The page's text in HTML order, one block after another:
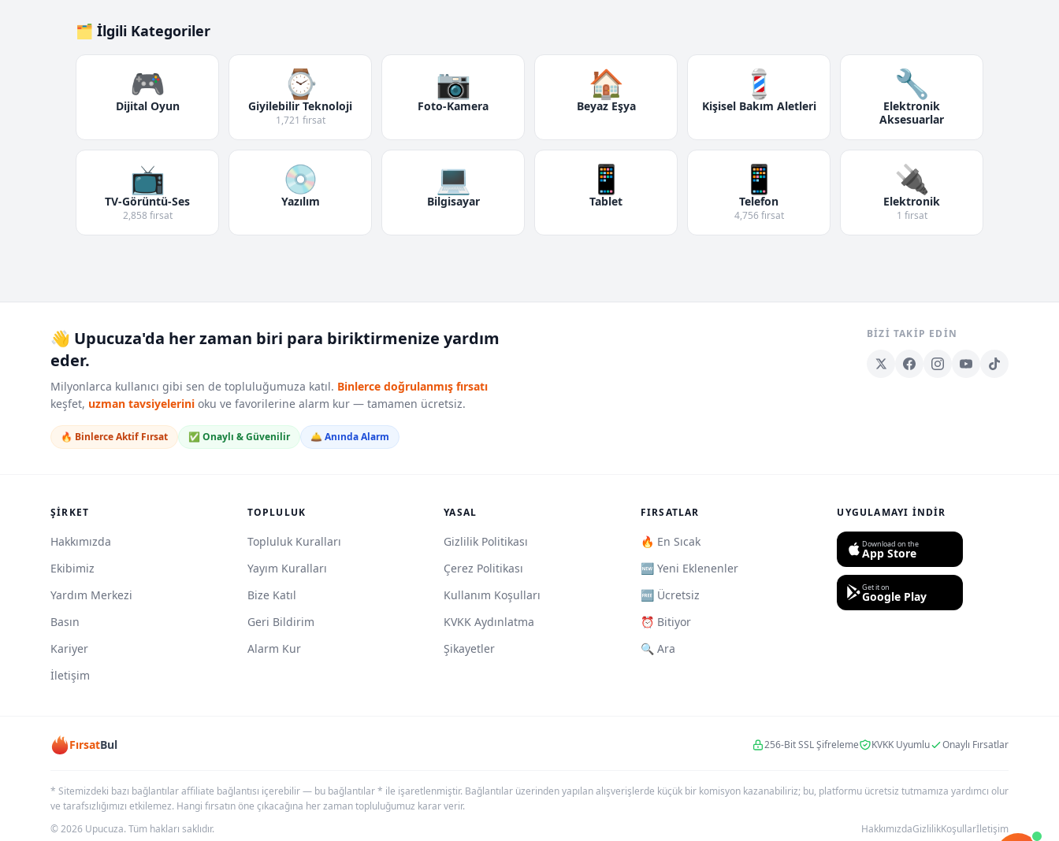
🗂️ İlgili Kategoriler
🎮
Dijital Oyun
⌚
Giyilebilir Teknoloji
1,721 fırsat
📷
Foto-Kamera
🏠
Beyaz Eşya
💈
Kişisel Bakım Aletleri
🔧
Elektronik
Aksesuarlar
📺
TV-Görüntü-Ses
2,858 fırsat
💿
Yazılım
💻
Bilgisayar
📱
Tablet
📱
Telefon
4,756 fırsat
🔌
Elektronik
1 fırsat
👋 Upucuza'da her zaman biri para biriktirmenize yardım
eder.
Milyonlarca kullanıcı gibi sen de topluluğumuza katıl. Binlerce doğrulanmış fırsatı
keşfet, uzman tavsiyelerini oku ve favorilerine alarm kur — tamamen ücretsiz.
🔥 Binlerce Aktif Fırsat ✅ Onaylı & Güvenilir 🛎️ Anında Alarm
BIZI TAKIP EDIN
ŞIRKET
Hakkımızda
Ekibimiz
Yardım Merkezi
Basın
Kariyer
İletişim
TOPLULUK
Topluluk Kuralları
Yayım Kuralları
Bize Katıl
Geri Bildirim
Alarm Kur
YASAL
Gizlilik Politikası
Çerez Politikası
Kullanım Koşulları
KVKK Aydınlatma
Şikayetler
FIRSATLAR
🔥 En Sıcak
🆕 Yeni Eklenenler
🆓 Ücretsiz
⏰ Bitiyor
🔍 Ara
UYGULAMAYI İNDIR
Download on the
App Store
Get it on
Google Play
FırsatBul 256-Bit SSL Şifreleme KVKK Uyumlu Onaylı Fırsatlar
* Sitemizdeki bazı bağlantılar affiliate bağlantısı içerebilir — bu bağlantılar * ile işaretlenmiştir. Bağlantılar üzerinden yapılan alışverişlerde küçük bir komisyon kazanabiliriz; bu, platformu ücretsiz tutmamıza yardımcı olur
ve tarafsızlığımızı etkilemez. Hangi fırsatın öne çıkacağına her zaman topluluğumuz karar verir.
© 2026 Upucuza. Tüm hakları saklıdır.
HakkımızdaGizlilikKoşullarİletişim